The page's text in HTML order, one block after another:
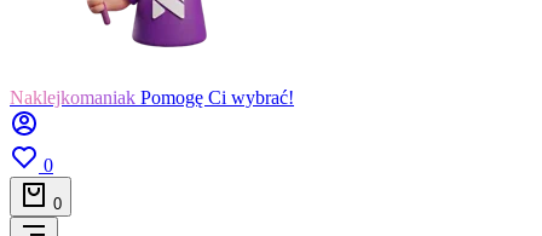
Naklejkomaniak Pomogę Ci wybrać!
0
0